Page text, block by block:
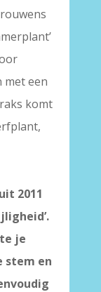
met een
komt
2011
je
stem en